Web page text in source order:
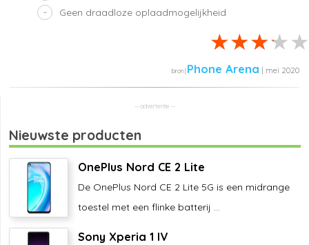
Geen draadloze oplaadmogelijkheid
Phone Arena | mei 2020
Nieuwste producten
OnePlus Nord CE 2 Lite
De OnePlus Nord CE 2 Lite 5G is een midrange
toestel met een flinke batterij ...
Sony Xperia 1 IV